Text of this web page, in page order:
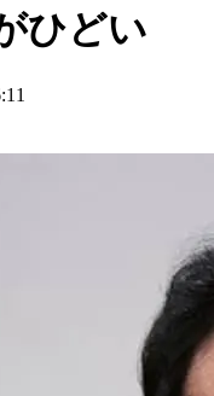
ひどい